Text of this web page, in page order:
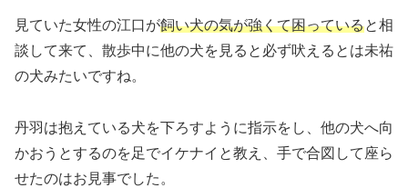
見ていた女性の江口が飼い犬の気が強くて困っていると相
談して来て、散歩中に他の犬を見ると必ず吠えるとは未祐
の犬みたいですね。
丹羽は抱えている犬を下ろすように指示をし、他の犬へ向
かおうとするのを足でイケナイと教え、手で合図して座ら
せたのはお見事でした。